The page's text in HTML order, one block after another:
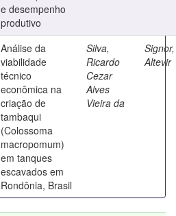
e desempenho
produtivo
Análise da
viabilidade
técnico
econômica na
criação de
tambaqui
(Colossoma
macropomum)
em tanques
escavados em
Rondônia, Brasil
Silva,
Ricardo
Cezar
Alves
Vieira da
Signor,
Altevir